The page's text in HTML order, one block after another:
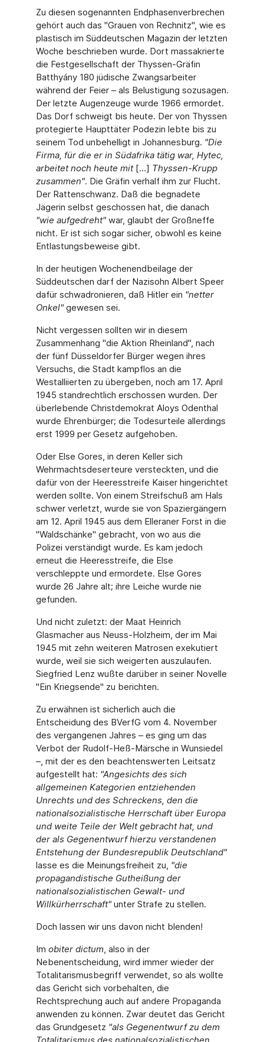
Zu diesen sogenannten Endphasenverbrechen
gehört auch das "Grauen von Rechnitz", wie es
plastisch im Süddeutschen Magazin der letzten
Woche beschrieben wurde. Dort massakrierte
die Festgesellschaft der Thyssen-Gräfin
Batthyány 180 jüdische Zwangsarbeiter
während der Feier – als Belustigung sozusagen.
Der letzte Augenzeuge wurde 1966 ermordet.
Das Dorf schweigt bis heute. Der von Thyssen
protegierte Haupttäter Podezin lebte bis zu
seinem Tod unbehelligt in Johannesburg. "Die
Firma, für die er in Südafrika tätig war, Hytec,
arbeitet noch heute mit […] Thyssen-Krupp
zusammen". Die Gräfin verhalf ihm zur Flucht.
Der Rattenschwanz. Daß die begnadete
Jägerin selbst geschossen hat, die danach
"wie aufgedreht"war, glaubt der Großneffe
nicht. Er ist sich sogar sicher, obwohl es keine
Entlastungsbeweise gibt.
In der heutigen Wochenendbeilage der
Süddeutschen darf der Nazisohn Albert Speer
dafür schwadronieren, daß Hitler ein "netter
Onkel"gewesen sei.
Nicht vergessen sollten wir in diesem
Zusammenhang "die Aktion Rheinland", nach
der fünf Düsseldorfer Bürger wegen ihres
Versuchs, die Stadt kampflos an die
Westalliierten zu übergeben, noch am 17. April
1945 standrechtlich erschossen wurden. Der
überlebende Christdemokrat Aloys Odenthal
wurde Ehrenbürger; die Todesurteile allerdings
erst 1999 per Gesetz aufgehoben.
Oder Else Gores, in deren Keller sich
Wehrmachtsdeserteure versteckten, und die
dafür von der Heeresstreife Kaiser hingerichtet
werden sollte. Von einem Streifschuß am Hals
schwer verletzt, wurde sie von Spaziergängern
am 12. April 1945 aus dem Elleraner Forst in die
"Waldschänke" gebracht, von wo aus die
Polizei verständigt wurde. Es kam jedoch
erneut die Heeresstreife, die Else
verschleppte und ermordete. Else Gores
wurde 26 Jahre alt; ihre Leiche wurde nie
gefunden.
Und nicht zuletzt: der Maat Heinrich
Glasmacher aus Neuss-Holzheim, der im Mai
1945 mit zehn weiteren Matrosen exekutiert
wurde, weil sie sich weigerten auszulaufen.
Siegfried Lenz wußte darüber in seiner Novelle
"Ein Kriegsende" zu berichten.
Zu erwähnen ist sicherlich auch die
Entscheidung des BVerfG vom 4. November
des vergangenen Jahres – es ging um das
Verbot der Rudolf-Heß-Märsche in Wunsiedel
–, mit der es den beachtenswerten Leitsatz
aufgestellt hat: "Angesichts des sich
allgemeinen Kategorien entziehenden
Unrechts und des Schreckens, den die
nationalsozialistische Herrschaft über Europa
und weite Teile der Welt gebracht hat, und
der als Gegenentwurf hierzu verstandenen
Entstehung der Bundesrepublik Deutschland"
lasse es die Meinungsfreiheit zu, "die
propagandistische Gutheißung der
nationalsozialistischen Gewalt- und
Willkürherrschaft"unter Strafe zu stellen.
Doch lassen wir uns davon nicht blenden!
Im obiter dictum, also in der
Nebenentscheidung, wird immer wieder der
Totalitarismusbegriff verwendet, so als wollte
das Gericht sich vorbehalten, die
Rechtsprechung auch auf andere Propaganda
anwenden zu können. Zwar deutet das Gericht
das Grundgesetz "als Gegenentwurf zu dem